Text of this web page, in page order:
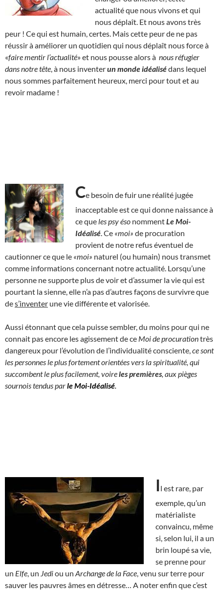
actualité que nous vivons et qui
nous déplaît. Et nous avons très
peur ! Ce qui est humain, certes. Mais cette peur de ne pas
réussir à améliorer un quotidien qui nous déplaît nous force à
«faire mentir l’actualité» et nous pousse alors à nous réfugier
dans notre tête , à nous inventerun monde idéalisédans lequel
nous sommes parfaitement heureux, merci pour tout et au
revoir madame !
Ce besoin de fuir une réalité jugée
inacceptable est ce qui donne naissance à
ce que les psy éso nommentLe Moi-
Idéalisé . Ce «moi» de procuration
provient de notre refus éventuel de
cautionner ce que le «moi» naturel (ou humain) nous transmet
comme informations concernant notre actualité. Lorsqu’une
personne ne supporte plus de voir et d’assumer la vie qui est
pourtant la sienne, elle n’a pas d’autres façons de survivre que
des’inventer une vie différente et valorisée.
Aussi étonnant que cela puisse sembler, du moins pour qui ne
connait pas encore les agissement de ce Moi de procurationtrès
dangereux pour l’évolution de l’individualité consciente, ce sont
les personnes le plus fortement orientées vers la spiritualité, qui
succombent le plus facilement, voireles premières , aux pièges
sournois tendus parle Moi-Idéalisé
Il est rare, par
exemple, qu’un
matérialiste
convaincu, même
si, selon lui, il a un
brin loupé sa vie,
se prenne pour
un Elfe , un Jediou un Archange de la Face , venu sur terre pour
sauver les pauvres âmes en détresse… A noter enfin que c’est